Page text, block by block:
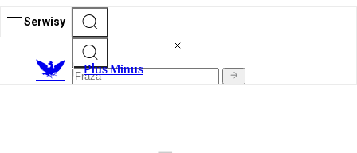
Serwisy
Plus Minus